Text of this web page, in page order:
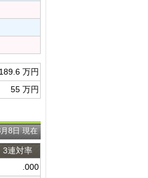
189.6 万円
55 万円
8日 現在
3連対率
.000